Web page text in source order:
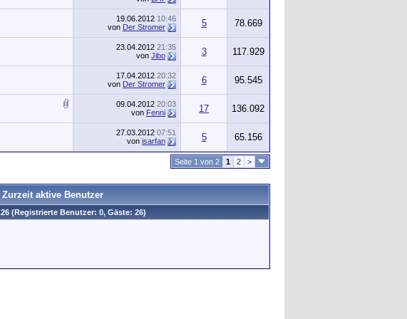
19.06.2012 10:46
von Der Stromer 5 78.669
23.04.2012 21:35
von Jibo 3 117.929
17.04.2012 20:32
von Der Stromer 6 95.545
09.04.2012 20:03
von Fenni 17 136.092
27.03.2012 07:51
von isarfan 5 65.156
Seite 1 von 2 1 2 >
Zurzeit aktive Benutzer
26 (Registrierte Benutzer: 0, Gäste: 26)